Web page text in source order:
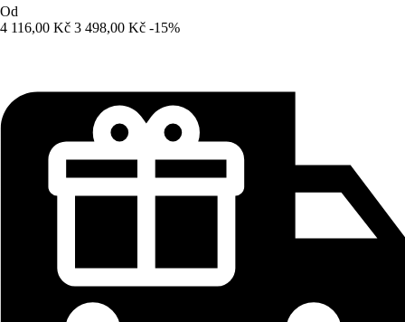
Od
4 116,00 Kč 3 498,00 Kč -15%